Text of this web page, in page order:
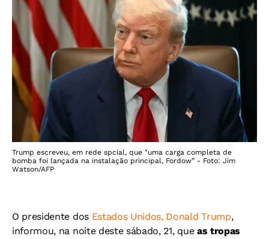
Trump escreveu, em rede spcial, que "uma carga completa de
bomba foi lançada na instalação principal, Fordow” - Foto: Jim
Watson/AFP
O presidente dos Estados Unidos, Donald Trump,
informou, na noite deste sábado, 21, queas tropas